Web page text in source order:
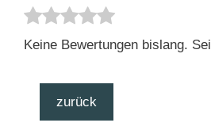
Keine Bewertungen bislang.
zurück